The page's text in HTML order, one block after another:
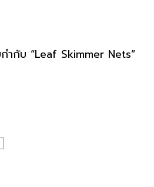
ำกับ “Leaf Skimmer Nets”